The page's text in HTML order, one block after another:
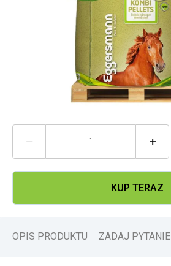
 
KUP TERAZ
OPIS PRODUKTU ZADAJ PYTANIE